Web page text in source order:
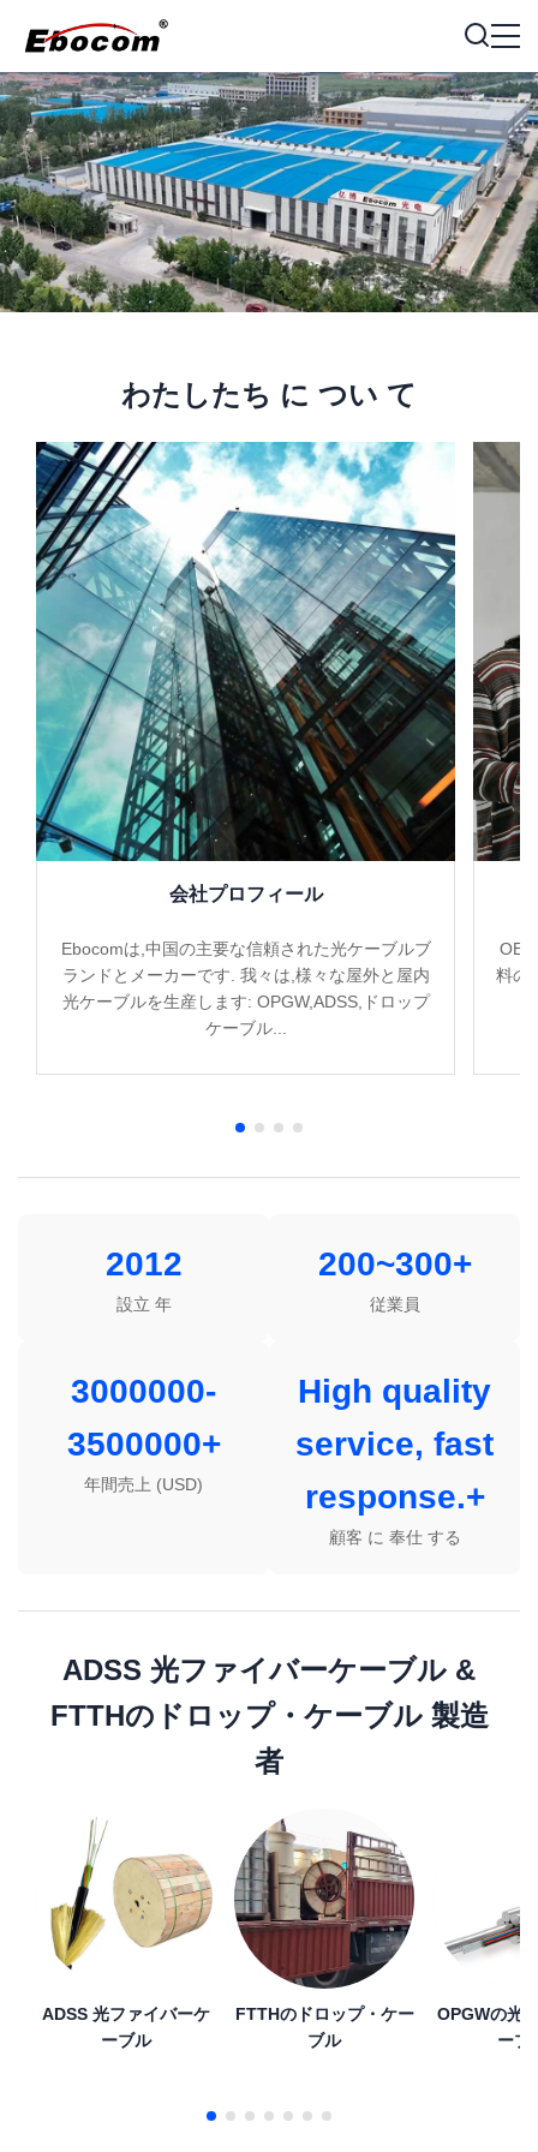
わたしたち に つい て
会社プロフィール
Ebocomは,中国の主要な信頼された光ケーブルブ
ランドとメーカーです. 我々は,様々な屋外と屋内
光ケーブルを生産します: OPGW,ADSS,ドロップ
ケーブル...
料の
2012
設立 年
200~300+
従業員
3000000-
3500000+
年間売上 (USD)
High quality
service, fast
response.+
顧客 に 奉仕 する
ADSS 光ファイバーケーブル &
FTTHのドロップ・ケーブル 製造
者
ADSS 光ファイバーケ
ーブル
FTTHのドロップ・ケー
ブル
OPGWの光
ーブ